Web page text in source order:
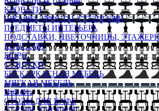
КРОВАТИ
ШКАФЫ, БУФЕТЫ, СТЕЛЛАЖИ
ПРЕДМЕТЫ ИНТЕРЬЕРА
ПОДСТАВКИ, ЦВЕТОЧНИЦЫ,
КОНСОЛИ
БЮРО
СУНДУКИ
БЕСКАРКАСНАЯ МЕБЕЛЬ
МЯГКАЯ МЕБЕЛЬ
HoReKa
СТОЛЫ ДЛЯ КАФЕ